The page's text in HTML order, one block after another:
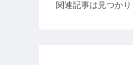
関連記事は見つかり